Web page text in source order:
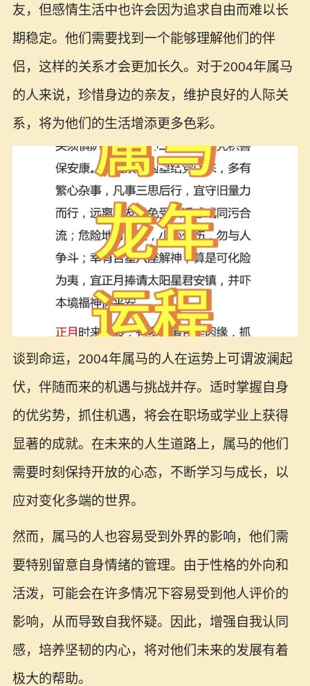
友，但感情生活中也许会因为追求自由而难以长
期稳定。他们需要找到一个能够理解他们的伴
侣，这样的关系才会更加长久。对于2004年属马
的人来说，珍惜身边的亲友，维护良好的人际关
系，将为他们的生活增添更多色彩。
谈到命运，2004年属马的人在运势上可谓波澜起
伏，伴随而来的机遇与挑战并存。适时掌握自身
的优劣势，抓住机遇，将会在职场或学业上获得
显著的成就。在未来的人生道路上，属马的他们
需要时刻保持开放的心态，不断学习与成长，以
应对变化多端的世界。
然而，属马的人也容易受到外界的影响，他们需
要特别留意自身情绪的管理。由于性格的外向和
活泼，可能会在许多情况下容易受到他人评价的
影响，从而导致自我怀疑。因此，增强自我认同
感，培养坚韧的内心，将对他们未来的发展有着
极大的帮助。